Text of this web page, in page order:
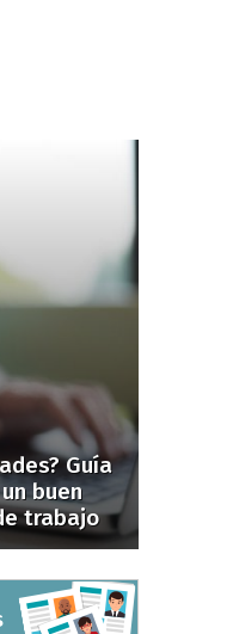
Guía
buen
trabajo